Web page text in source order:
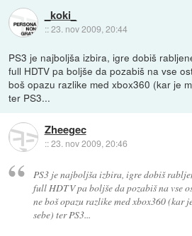
_koki_
::23. nov 2009, 20:44
PS3 je najboljša izbira, igre dobiš
full HDTV pa boljše da pozabiš na vse
boš opazu razlike med xbox360 (kar je
ter PS3...
Zheegec
::23. nov 2009, 20:46
PS3 je najboljša izbira, igre dobiš
full HDTV pa boljše da pozabiš na vse
ne boš opazu razlike med xbox360 (kar
sebe) ter PS3...